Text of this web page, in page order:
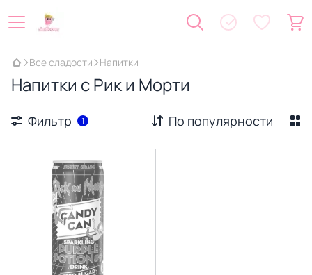
Все сладости Напитки
Напитки с Рик и Морти
Фильтр 1 По популярности